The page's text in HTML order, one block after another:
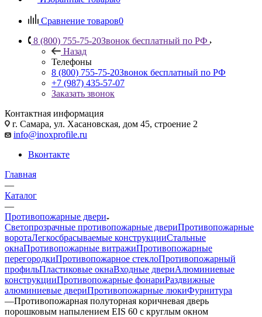
Сравнение товаров0
8 (800) 755-75-20Звонок бесплатный по РФ
Назад
Телефоны
8 (800) 755-75-20Звонок бесплатный по РФ
+7 (987) 435-57-07
Заказать звонок
Контактная информация
г. Самара, ул. Хасановская, дом 45, строение 2
info@inoxprofile.ru
Вконтакте
Главная
—
Каталог
—
Противопожарные двери
Светопрозрачные противопожарные двериПротивопожарные
воротаЛегкосбрасываемые конструкцииСтальные
окнаПротивопожарные витражиПротивопожарные
перегородкиПротивопожарное стеклоПротивопожарный
профильПластиковые окнаВходные двериАлюминиевые
конструкцииПротивопожарные фонариРаздвижные
алюминиевые двериПротивопожарные люкиФурнитура
—Противопожарная полуторная коричневая дверь
порошковым напылением EIS 60 с круглым окном